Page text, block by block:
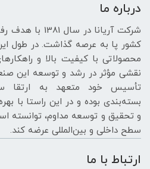
درباره ما
شرکت آریانا
کشور پا به عرصه گذاشت. در طول این
محصولاتی با کیفیت بالا و
نقشی مؤثر در رشد و توسعه این صنعت
تأسیس خود متعهد به ارتقا
بسته‌بندی بوده و در این راستا با
و تحقیق و توسعه مداوم، توانسته
سطح داخلی و بین‌المللی عرضه کند.
ارتباط با ما